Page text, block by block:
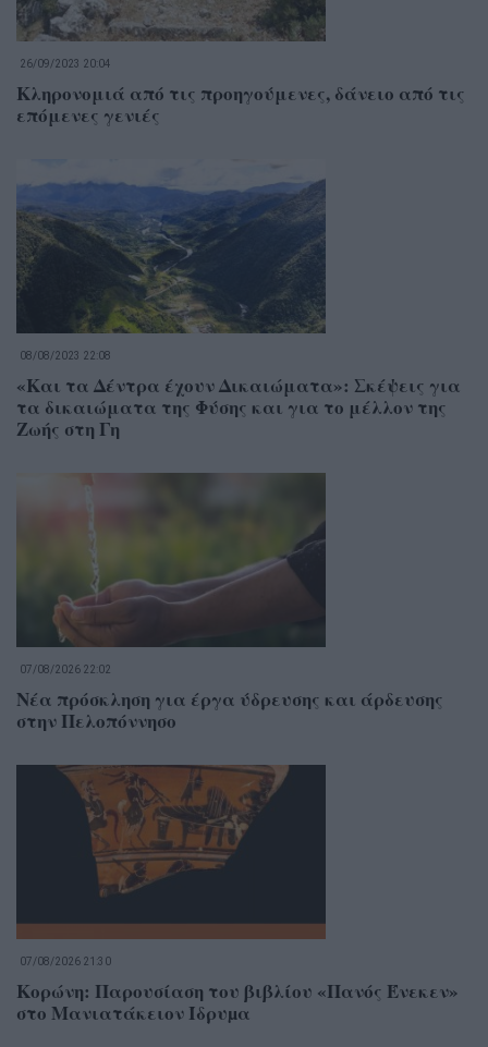
26/09/2023 20:04
Κληρονομιά από τις προηγούμενες, δάνειο από τις
επόμενες γενιές
08/08/2023 22:08
«Και τα Δέντρα έχουν Δικαιώματα»: Σκέψεις για
τα δικαιώματα της Φύσης και για το μέλλον της
Ζωής στη Γη
07/08/2026 22:02
Νέα πρόσκληση για έργα ύδρευσης και άρδευσης
στην Πελοπόννησο
07/08/2026 21:30
Κορώνη: Παρουσίαση του βιβλίου «Πανός Ένεκεν»
στο Μανιατάκειον Ίδρυµα